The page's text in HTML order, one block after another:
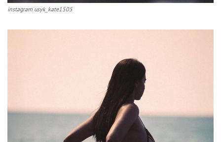
instagram usyk_kate1505